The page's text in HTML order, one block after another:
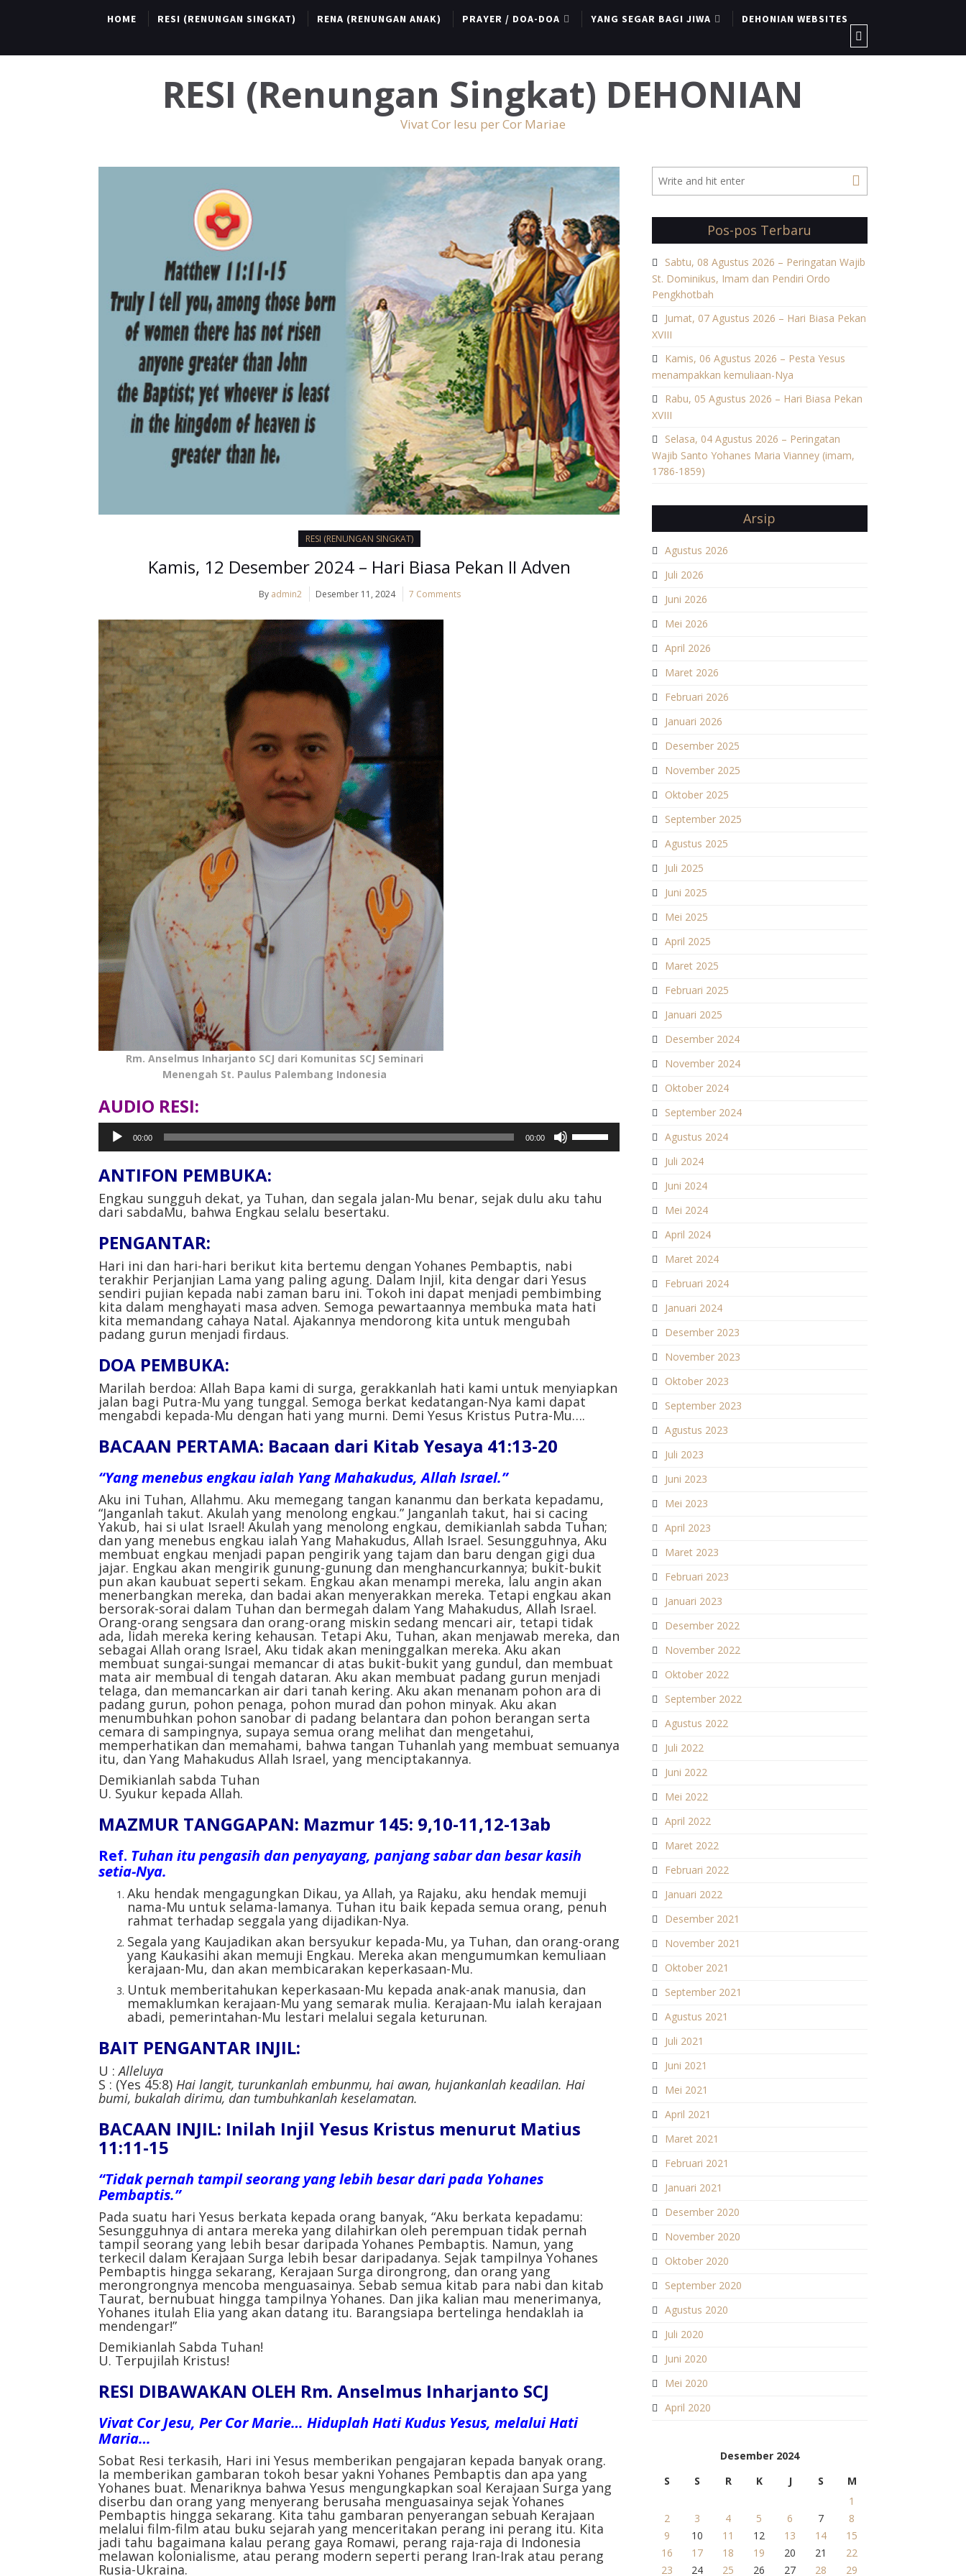
HOME RESI (RENUNGAN SINGKAT) RENA (RENUNGAN ANAK) PRAYER / DOA-DOA YANG SEGAR BAGI JIWA DEHONIAN WEBSITES
RESI (Renungan Singkat) DEHONIAN
Vivat Cor Iesu per Cor Mariae
RESI (RENUNGAN SINGKAT)
Kamis, 12 Desember 2024 – Hari Biasa Pekan II Adven
By admin2 Desember 11, 2024 7 Comments
Rm. Anselmus Inharjanto SCJ dari Komunitas SCJ Seminari
Menengah St. Paulus Palembang Indonesia
AUDIO RESI:
Pemutar
Audio
00:00 00:00
untuk
ANTIFON PEMBUKA⁣:
Engkau sungguh dekat, ya Tuhan, dan segala jalan-Mu benar, sejak dulu aku tahu
dari sabdaMu, bahwa Engkau selalu besertaku.⁣⁣
PENGANTAR⁣:
Hari ini dan hari-hari berikut kita bertemu dengan Yohanes Pembaptis, nabi
terakhir Perjanjian Lama yang paling agung. Dalam Injil, kita dengar dari Yesus
sendiri pujian kepada nabi zaman baru ini. Tokoh ini dapat menjadi pembimbing
kita dalam menghayati masa adven. Semoga pewartaannya membuka mata hati
kita memandang cahaya Natal. Ajakannya mendorong kita untuk mengubah
padang gurun menjadi firdaus.⁣⁣
DOA PEMBUKA⁣:
Marilah berdoa: Allah Bapa kami di surga, gerakkanlah hati kami untuk menyiapkan
jalan bagi Putra-Mu yang tunggal. Semoga berkat kedatangan-Nya kami dapat
mengabdi kepada-Mu dengan hati yang murni. Demi Yesus Kristus Putra-Mu….⁣
BACAAN PERTAMA: Bacaan dari Kitab Yesaya 41:13-20
“Yang menebus engkau ialah Yang Mahakudus, Allah Israel.”
Aku ini Tuhan, Allahmu. Aku memegang tangan kananmu dan berkata kepadamu,
“Janganlah takut. Akulah yang menolong engkau.” Janganlah takut, hai si cacing
Yakub, hai si ulat Israel! Akulah yang menolong engkau, demikianlah sabda Tuhan;
dan yang menebus engkau ialah Yang Mahakudus, Allah Israel. Sesungguhnya, Aku
membuat engkau menjadi papan pengirik yang tajam dan baru dengan gigi dua
jajar. Engkau akan mengirik gunung-gunung dan menghancurkannya; bukit-bukit
pun akan kaubuat seperti sekam. Engkau akan menampi mereka, lalu angin akan
menerbangkan mereka, dan badai akan menyerakkan mereka. Tetapi engkau akan
bersorak-sorai dalam Tuhan dan bermegah dalam Yang Mahakudus, Allah Israel.
Orang-orang sengsara dan orang-orang miskin sedang mencari air, tetapi tidak
ada, lidah mereka kering kehausan. Tetapi Aku, Tuhan, akan menjawab mereka, dan
sebagai Allah orang Israel, Aku tidak akan meninggalkan mereka. Aku akan
membuat sungai-sungai memancar di atas bukit-bukit yang gundul, dan membuat
mata air membual di tengah dataran. Aku akan membuat padang gurun menjadi
telaga, dan memancarkan air dari tanah kering. Aku akan menanam pohon ara di
padang gurun, pohon penaga, pohon murad dan pohon minyak. Aku akan
menumbuhkan pohon sanobar di padang belantara dan pohon berangan serta
cemara di sampingnya, supaya semua orang melihat dan mengetahui,
memperhatikan dan memahami, bahwa tangan Tuhanlah yang membuat semuanya
itu, dan Yang Mahakudus Allah Israel, yang menciptakannya.
Demikianlah sabda Tuhan
U. Syukur kepada Allah.
MAZMUR TANGGAPAN: Mazmur 145: 9,10-11,12-13ab
Ref. Tuhan itu pengasih dan penyayang, panjang sabar dan besar kasih
setia-Nya.
Aku hendak mengagungkan Dikau, ya Allah, ya Rajaku, aku hendak memuji
nama-Mu untuk selama-lamanya. Tuhan itu baik kepada semua orang, penuh
rahmat terhadap seggala yang dijadikan-Nya.
Segala yang Kaujadikan akan bersyukur kepada-Mu, ya Tuhan, dan orang-orang
yang Kaukasihi akan memuji Engkau. Mereka akan mengumumkan kemuliaan
kerajaan-Mu, dan akan membicarakan keperkasaan-Mu.
Untuk memberitahukan keperkasaan-Mu kepada anak-anak manusia, dan
memaklumkan kerajaan-Mu yang semarak mulia. Kerajaan-Mu ialah kerajaan
abadi, pemerintahan-Mu lestari melalui segala keturunan.
BAIT PENGANTAR INJIL:
U :Alleluya
S : (Yes 45:8) Hai langit, turunkanlah embunmu, hai awan, hujankanlah keadilan. Hai
bumi, bukalah dirimu, dan tumbuhkanlah keselamatan.
BACAAN INJIL: Inilah Injil Yesus Kristus menurut Matius
11:11-15
“Tidak pernah tampil seorang yang lebih besar dari pada Yohanes
Pembaptis.”
Pada suatu hari Yesus berkata kepada orang banyak, “Aku berkata kepadamu:
Sesungguhnya di antara mereka yang dilahirkan oleh perempuan tidak pernah
tampil seorang yang lebih besar daripada Yohanes Pembaptis. Namun, yang
terkecil dalam Kerajaan Surga lebih besar daripadanya. Sejak tampilnya Yohanes
Pembaptis hingga sekarang, Kerajaan Surga dirongrong, dan orang yang
merongrongnya mencoba menguasainya. Sebab semua kitab para nabi dan kitab
Taurat, bernubuat hingga tampilnya Yohanes. Dan jika kalian mau menerimanya,
Yohanes itulah Elia yang akan datang itu. Barangsiapa bertelinga hendaklah ia
mendengar!”
Demikianlah Sabda Tuhan!
U. Terpujilah Kristus!
RESI DIBAWAKAN OLEH Rm. Anselmus Inharjanto SCJ
Vivat Cor Jesu, Per Cor Marie… Hiduplah Hati Kudus Yesus, melalui Hati
Maria…
Sobat Resi terkasih, Hari ini Yesus memberikan pengajaran kepada banyak orang.
Ia memberikan gambaran tokoh besar yakni Yohanes Pembaptis dan apa yang
Yohanes buat. Menariknya bahwa Yesus mengungkapkan soal Kerajaan Surga yang
diserbu dan orang yang menyerang berusaha menguasainya sejak Yohanes
Pembaptis hingga sekarang. Kita tahu gambaran penyerangan sebuah Kerajaan
melalui film-film atau buku sejarah yang menceritakan perang ini perang itu. Kita
jadi tahu bagaimana kalau perang gaya Romawi, perang raja-raja di Indonesia
melawan kolonialisme, atau perang modern seperti perang Iran-Irak atau perang
Rusia-Ukraina.
Pos-pos Terbaru
Sabtu, 08 Agustus 2026 – Peringatan Wajib
St. Dominikus, Imam dan Pendiri Ordo
Pengkhotbah
Jumat, 07 Agustus 2026 – Hari Biasa Pekan
XVIII
Kamis, 06 Agustus 2026 – Pesta Yesus
menampakkan kemuliaan-Nya
Rabu, 05 Agustus 2026 – Hari Biasa Pekan
XVIII
Selasa, 04 Agustus 2026 – Peringatan
Wajib Santo Yohanes Maria Vianney (imam,
1786-1859)
Arsip
Agustus 2026
Juli 2026
Juni 2026
Mei 2026
April 2026
Maret 2026
Februari 2026
Januari 2026
Desember 2025
November 2025
Oktober 2025
September 2025
Agustus 2025
Juli 2025
Juni 2025
Mei 2025
April 2025
Maret 2025
Februari 2025
Januari 2025
Desember 2024
November 2024
Oktober 2024
September 2024
Agustus 2024
Juli 2024
Juni 2024
Mei 2024
April 2024
Maret 2024
Februari 2024
Januari 2024
Desember 2023
November 2023
Oktober 2023
September 2023
Agustus 2023
Juli 2023
Juni 2023
Mei 2023
April 2023
Maret 2023
Februari 2023
Januari 2023
Desember 2022
November 2022
Oktober 2022
September 2022
Agustus 2022
Juli 2022
Juni 2022
Mei 2022
April 2022
Maret 2022
Februari 2022
Januari 2022
Desember 2021
November 2021
Oktober 2021
September 2021
Agustus 2021
Juli 2021
Juni 2021
Mei 2021
April 2021
Maret 2021
Februari 2021
Januari 2021
Desember 2020
November 2020
Oktober 2020
September 2020
Agustus 2020
Juli 2020
Juni 2020
Mei 2020
April 2020
Desember 2024
S
S R K J S
M
1
2
3 4 5 6 7
8
9
10 11 12 13 14
15
16
17 18 19 20 21
22
23
24 25 26 27 28 29